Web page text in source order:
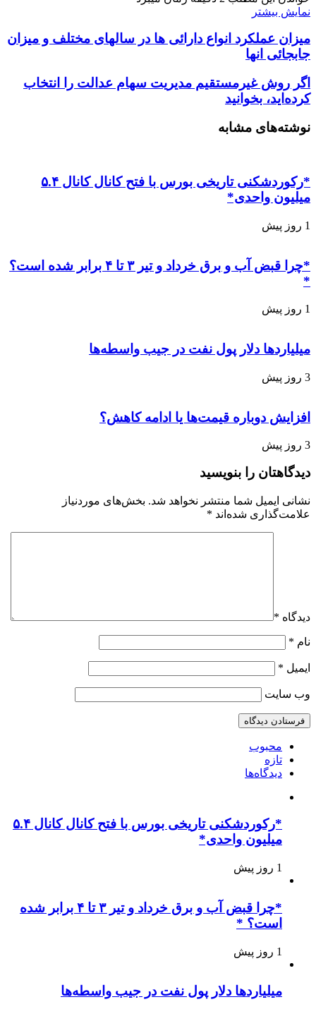
نمایش بیشتر
میزان عملکرد انواع دارائی ها در سالهای مختلف و میزان
جابجائی انها
اگر روش غیرمستقیم مدیریت سهام عدالت را انتخاب
کرده‌اید، بخوانید
نوشته‌های مشابه
*رکوردشکنی تاریخی بورس با فتح کانال کانال ۵.۴
میلیون واحدی*
1 روز پیش
*چرا قبض آب و برق خرداد و تیر ۳ تا ۴ برابر شده است؟
*
1 روز پیش
میلیاردها دلار پول نفت در جیب واسطه‌ها
3 روز پیش
افزایش دوباره قیمت‌ها یا ادامه کاهش؟
3 روز پیش
دیدگاهتان را بنویسید
نشانی ایمیل شما منتشر نخواهد شد. بخش‌های موردنیاز
علامت‌گذاری شده‌اند *
دیدگاه *
نام *
ایمیل *
وب‌ سایت
محبوب
تازه
دیدگاه‌ها
*رکوردشکنی تاریخی بورس با فتح کانال کانال ۵.۴
میلیون واحدی*
1 روز پیش
*چرا قبض آب و برق خرداد و تیر ۳ تا ۴ برابر شده
است؟ *
1 روز پیش
میلیاردها دلار پول نفت در جیب واسطه‌ها